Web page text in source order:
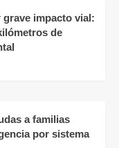
impacto vial:
de
a familias
por sistema